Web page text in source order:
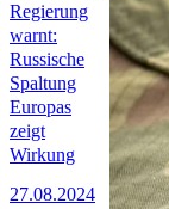
Regierung
warnt:
Russische
Spaltung
Europas
zeigt
Wirkung
27.08.2024